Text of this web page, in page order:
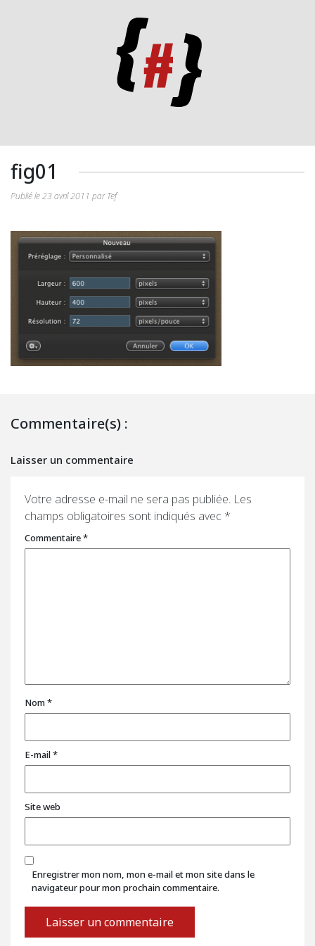
fig01
Publié le 23 avril 2011 par Tef
Commentaire(s) :
Laisser un commentaire
Votre adresse e-mail ne sera pas publiée. Les
champs obligatoires sont indiqués avec *
Commentaire*
Nom*
E-mail*
Site web
Enregistrer mon nom, mon e-mail et mon site dans le
navigateur pour mon prochain commentaire.